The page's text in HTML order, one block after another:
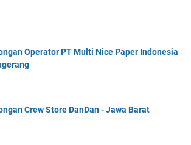
Operator PT Multi Nice Paper Indonesia
Crew Store DanDan - Jawa Barat